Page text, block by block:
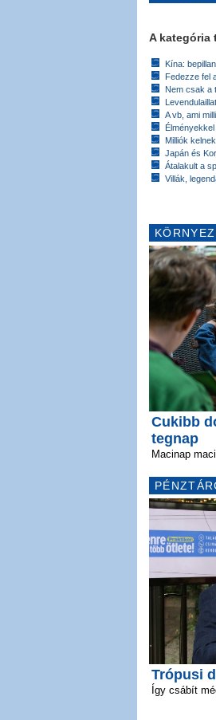
A kategória
Kína:
Fedezze fel
Nem csak a
A vb, ami
Milliók
Japán és
Átalakult a
Villák,
Cukibb
tegnap
Macinap
Trópusi
Így csábít